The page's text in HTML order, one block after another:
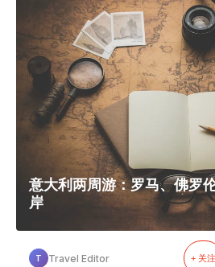
意大利两周游：罗马、佛罗
岸
T Travel Editor + 关注